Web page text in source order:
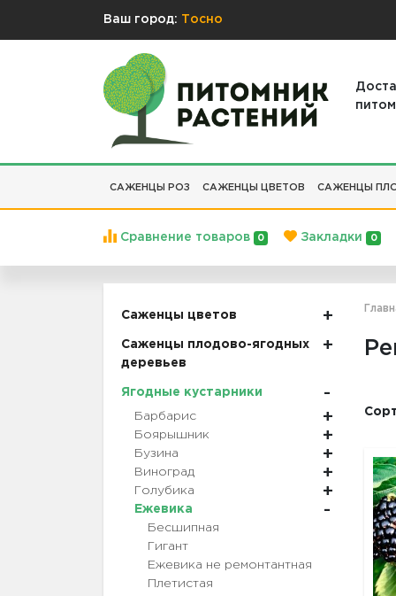
Ваш город: Тосно
САЖЕНЦЫ РОЗ САЖЕНЦЫ ЦВЕТОВ САЖЕНЦЫ
Сравнение товаров 0 Закладки 0
Саженцы цветов
Саженцы плодово-ягодных
деревьев
Ягодные кустарники
Барбарис
Боярышник
Бузина
Виноград
Голубика
Ежевика
Бесшипная
Гигант
Ежевика не ремонтантная
Плетистая